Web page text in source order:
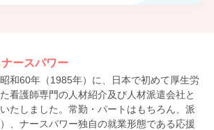
ースパワー
昭和60年（1985年）に、日本で初めて厚生労
看護師専門の人材紹介及び人材派遣会社と
たしました。常勤・パートはもちろん、派
、ナースパワー独自の就業形態である応援